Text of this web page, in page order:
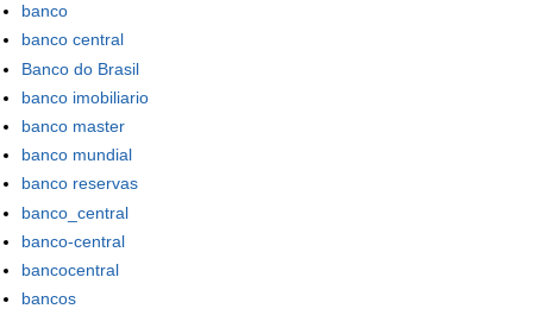
banco
banco central
Banco do Brasil
banco imobiliario
banco master
banco mundial
banco reservas
banco_central
banco-central
bancocentral
bancos